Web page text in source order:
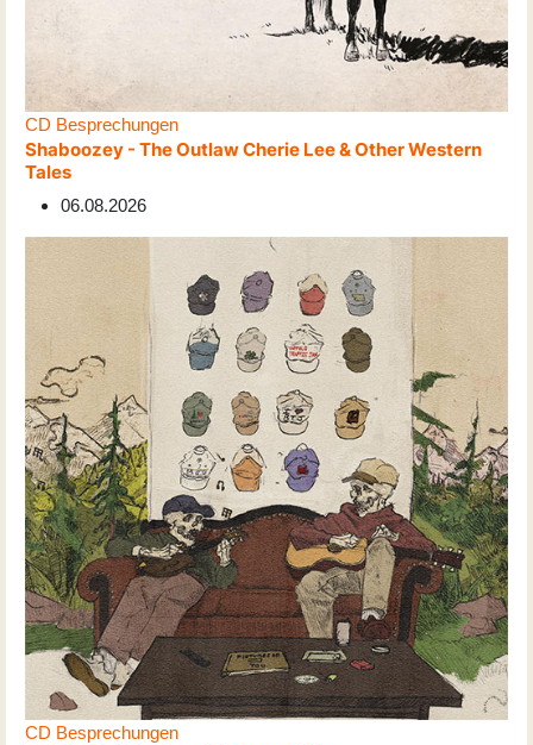
CD Besprechungen
Shaboozey - The Outlaw Cherie Lee & Other Western
Tales
06.08.2026
CD Besprechungen